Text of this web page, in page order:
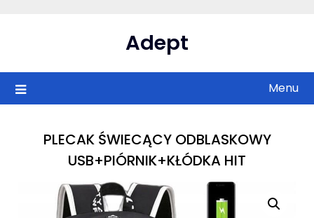
Adept
Menu
PLECAK ŚWIECĄCY ODBLASKOWY
USB+PIÓRNIK+KŁÓDKA HIT